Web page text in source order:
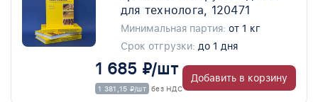
для технолога, 120471
Минимальная партия: от 1 кг
Срок отгрузки: до 1 дня
1 685 ₽/шт
1 381,15 ₽/шт без НДС
Добавить в корзину